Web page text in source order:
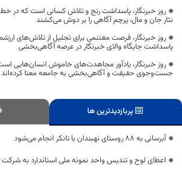
روز خبرنگار، پاسداشت رنج و تلاش کسانی است که در خط
نثار جان و مال، پرچم آگاهی را بر دوش می‌کشند
روز خبرنگار، فرصت مغتنمی برای تجلیل از تلاش‌های
پاسداشت جایگاه والای خبرنگار در عرصه آگاهی‌بخشی
روز خبرنگار، یادآور مجاهدت‌های خاموش انسان‌هایی
جست‌وجوی حقیقت و آگاهی‌بخشی به جامعه معنا کرده‌اند
پربازدیدترین ها
آبرسانی به ۸۸ روستای نهبندان با تانکر انجام می‌شود
اعطای لوح و تندیس واحد نمونه ملی استاندارد به شرکت